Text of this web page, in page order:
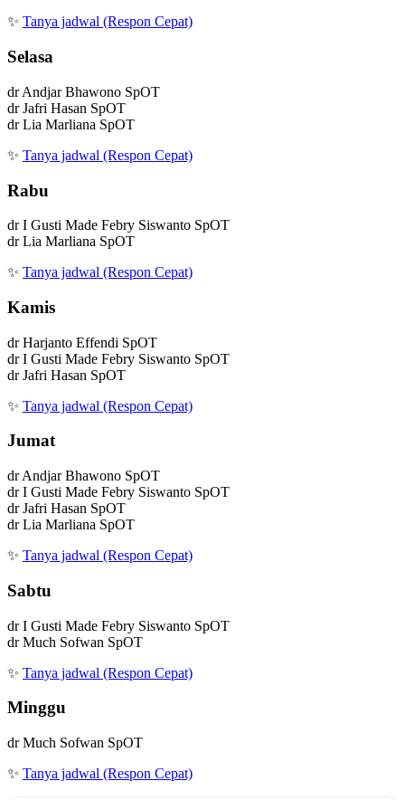
✨ Tanya jadwal (Respon Cepat)
Selasa
dr Andjar Bhawono SpOT
dr Jafri Hasan SpOT
dr Lia Marliana SpOT
✨ Tanya jadwal (Respon Cepat)
Rabu
dr I Gusti Made Febry Siswanto SpOT
dr Lia Marliana SpOT
✨ Tanya jadwal (Respon Cepat)
Kamis
dr Harjanto Effendi SpOT
dr I Gusti Made Febry Siswanto SpOT
dr Jafri Hasan SpOT
✨ Tanya jadwal (Respon Cepat)
Jumat
dr Andjar Bhawono SpOT
dr I Gusti Made Febry Siswanto SpOT
dr Jafri Hasan SpOT
dr Lia Marliana SpOT
✨ Tanya jadwal (Respon Cepat)
Sabtu
dr I Gusti Made Febry Siswanto SpOT
dr Much Sofwan SpOT
✨ Tanya jadwal (Respon Cepat)
Minggu
dr Much Sofwan SpOT
✨ Tanya jadwal (Respon Cepat)